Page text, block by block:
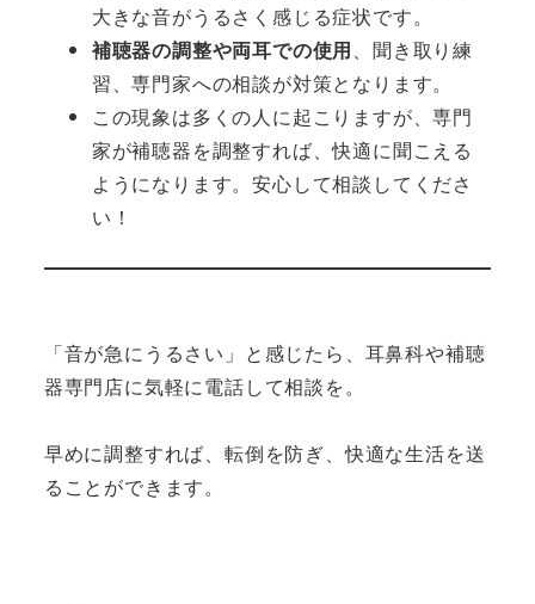
大きな音がうるさく感じる症状です。
補聴器の調整や両耳での使用、聞き取り練
習、専門家への相談が対策となります。
この現象は多くの人に起こりますが、専門
家が補聴器を調整すれば、快適に聞こえる
ようになります。安心して相談してくださ
い！
「音が急にうるさい」と感じたら、耳鼻科や補聴
器専門店に気軽に電話して相談を。
早めに調整すれば、転倒を防ぎ、快適な生活を送
ることができます。